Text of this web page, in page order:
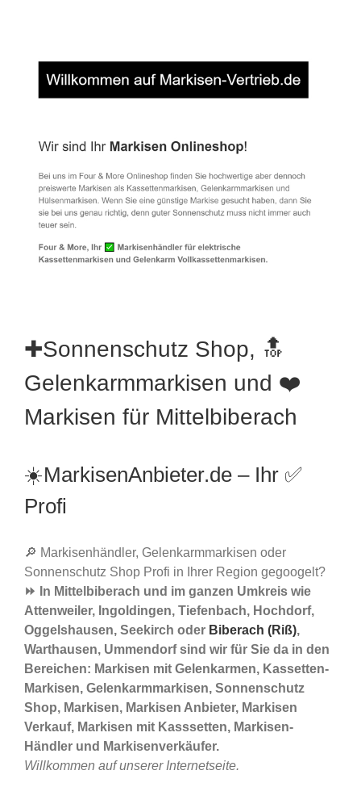
✚Sonnenschutz Shop, 🔝
Gelenkarmmarkisen und ❤️
Markisen für Mittelbiberach
☀️MarkisenAnbieter.de – Ihr ✅
Profi
🔎 Markisenhändler, Gelenkarmmarkisen oder
Sonnenschutz Shop Profi in Ihrer Region gegoogelt?
⏩ In Mittelbiberach und im ganzen Umkreis wie
Attenweiler, Ingoldingen, Tiefenbach, Hochdorf,
Oggelshausen, Seekirch oder Biberach (Riß),
Warthausen, Ummendorf sind wir für Sie da in den
Bereichen: Markisen mit Gelenkarmen, Kassetten-
Markisen, Gelenkarmmarkisen, Sonnenschutz
Shop, Markisen, Markisen Anbieter, Markisen
Verkauf, Markisen mit Kasssetten, Markisen-
Händler und Markisenverkäufer.
Willkommen auf unserer Internetseite.